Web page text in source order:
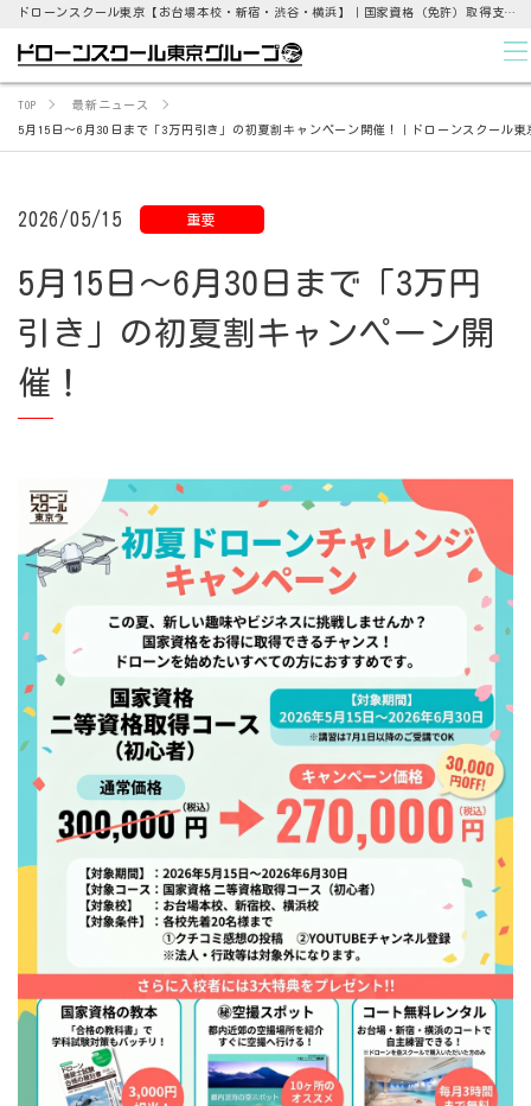
ドローンスクール東京【お台場本校・新宿・渋谷・横浜】｜国家資格（免許）取得支援から点検業務まで
TOP 最新ニュース
5月15日～6月30日まで「3万円引き」の初夏割キャンペーン開催！｜ドローンスクール東
2026/05/15 重要
5月15日～6月30日まで「3万円
引き」の初夏割キャンペーン開
催！